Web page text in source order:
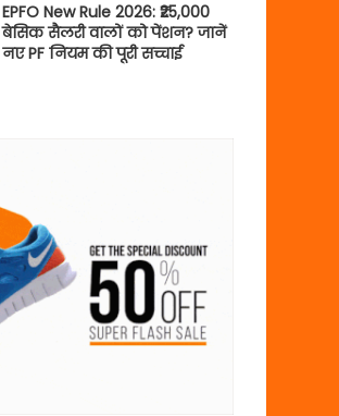
EPFO New Rule 2026: ₹25,000
बेसिक सैलरी वालों को पेंशन? जानें
नए PF नियम की पूरी सच्चाई